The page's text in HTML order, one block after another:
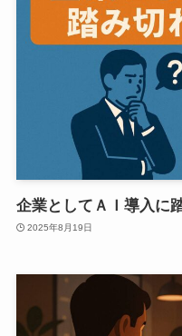
企業としてＡＩ導入に
2025年8月19日